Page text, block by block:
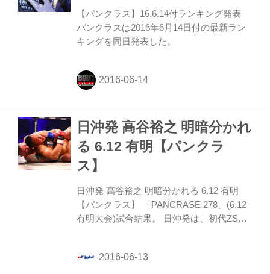
【パンクラス】16.6.14付ランキング発表
パンクラスは2016年6月14日付の最新ラン
キングを同日発表した。
日沖発 高谷裕之 明暗分かれ
る 6.12 有明【パンクラ
ス】
日沖発 高谷裕之 明暗分かれる 6.12 有明
【パンクラス】 「PANCRASE 278」(6.12
有明大会)試合結果。 日沖発は、初代ZST
之はナザレノ・マレガリエに判定3-0で破